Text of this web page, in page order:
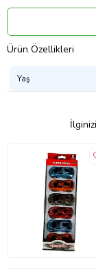
Ürün Kodu:
Ürün Özellikleri
Yaş